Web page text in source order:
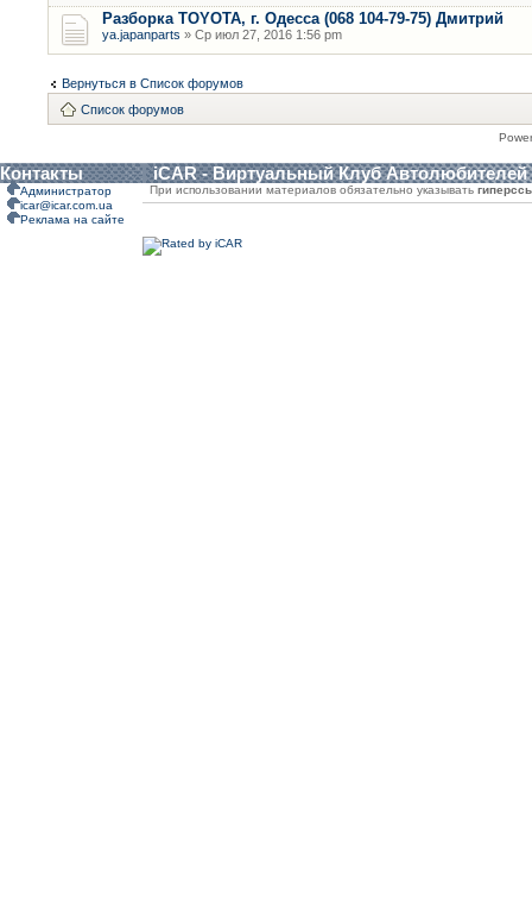
Разборка TOYOTA, г. Одесса (068 104-79-75) Дмитрий
ya.japanparts » Ср июл 27, 2016 1:56 pm
Вернуться в Список форумов
Список форумов
Контакты iCAR - Виртуальный Клуб Автолюбителей
Администратор
icar@icar.com.ua
Реклама на сайте
При использовании материалов обязательно указывать